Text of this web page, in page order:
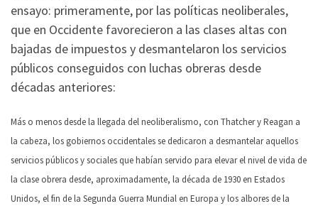
ensayo: primeramente, por las políticas neoliberales,
que en Occidente favorecieron a las clases altas con
bajadas de impuestos y desmantelaron los servicios
públicos conseguidos con luchas obreras desde
décadas anteriores:
Más o menos desde la llegada del neoliberalismo, con Thatcher y Reagan a
la cabeza, los gobiernos occidentales se dedicaron a desmantelar aquellos
servicios públicos y sociales que habían servido para elevar el nivel de vida de
la clase obrera desde, aproximadamente, la década de 1930 en Estados
Unidos, el fin de la Segunda Guerra Mundial en Europa y los albores de la